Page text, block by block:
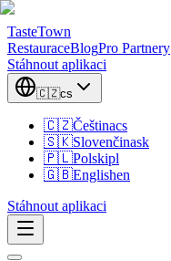
TasteTown
RestauraceBlogPro Partnery
Stáhnout aplikaci
🇨🇿cs
🇨🇿Češtinacs
🇸🇰Slovenčinask
🇵🇱Polskipl
🇬🇧Englishen
Stáhnout aplikaci